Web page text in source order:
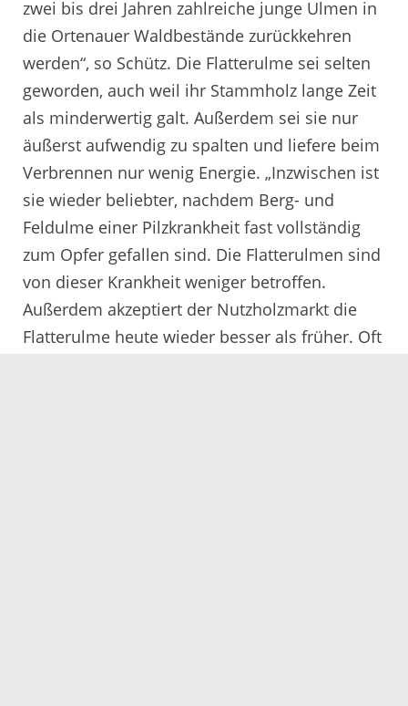
zwei bis drei Jahren zahlreiche junge Ulmen in
die Ortenauer Waldbestände zurückkehren
werden“, so Schütz. Die Flatterulme sei selten
geworden, auch weil ihr Stammholz lange Zeit
als minderwertig galt. Außerdem sei sie nur
äußerst aufwendig zu spalten und liefere beim
Verbrennen nur wenig Energie. „Inzwischen ist
sie wieder beliebter, nachdem Berg- und
Feldulme einer Pilzkrankheit fast vollständig
zum Opfer gefallen sind. Die Flatterulmen sind
von dieser Krankheit weniger betroffen.
Außerdem akzeptiert der Nutzholzmarkt die
Flatterulme heute wieder besser als früher. Oft